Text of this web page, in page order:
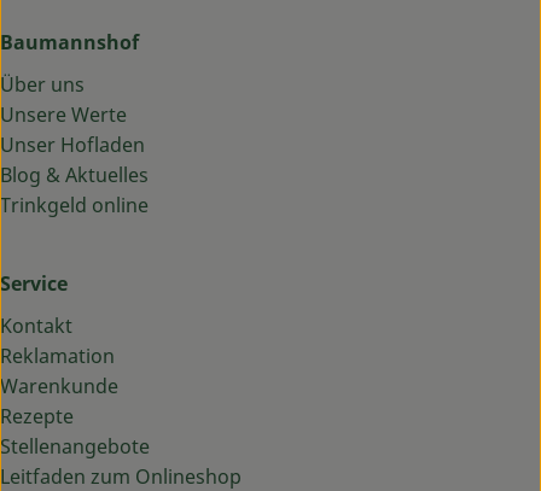
Baumannshof
Über uns
Unsere Werte
Unser Hofladen
Blog & Aktuelles
Trinkgeld online
Service
Kontakt
Reklamation
Warenkunde
Rezepte
Stellenangebote
Leitfaden zum Onlineshop